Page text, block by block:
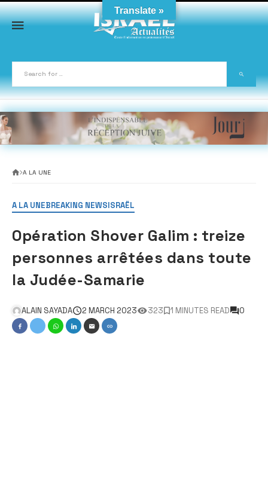
Skip
to
content
A LA UNE
A LA UNEBREAKING NEWSISRAËL
Opération Shover Galim : treize
personnes arrêtées dans toute
la Judée-Samarie
ALAIN SAYADA 2 MARCH 2023 323 1 MINUTES READ 0
Translate »